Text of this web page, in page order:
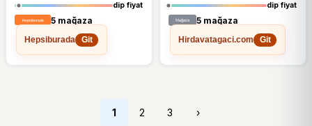
dip fiyat
5 mağaza
Hepsiburada
Git
dip fiyat
5 mağaza
Hirdavatagaci.com
Git
1 2 3 ›